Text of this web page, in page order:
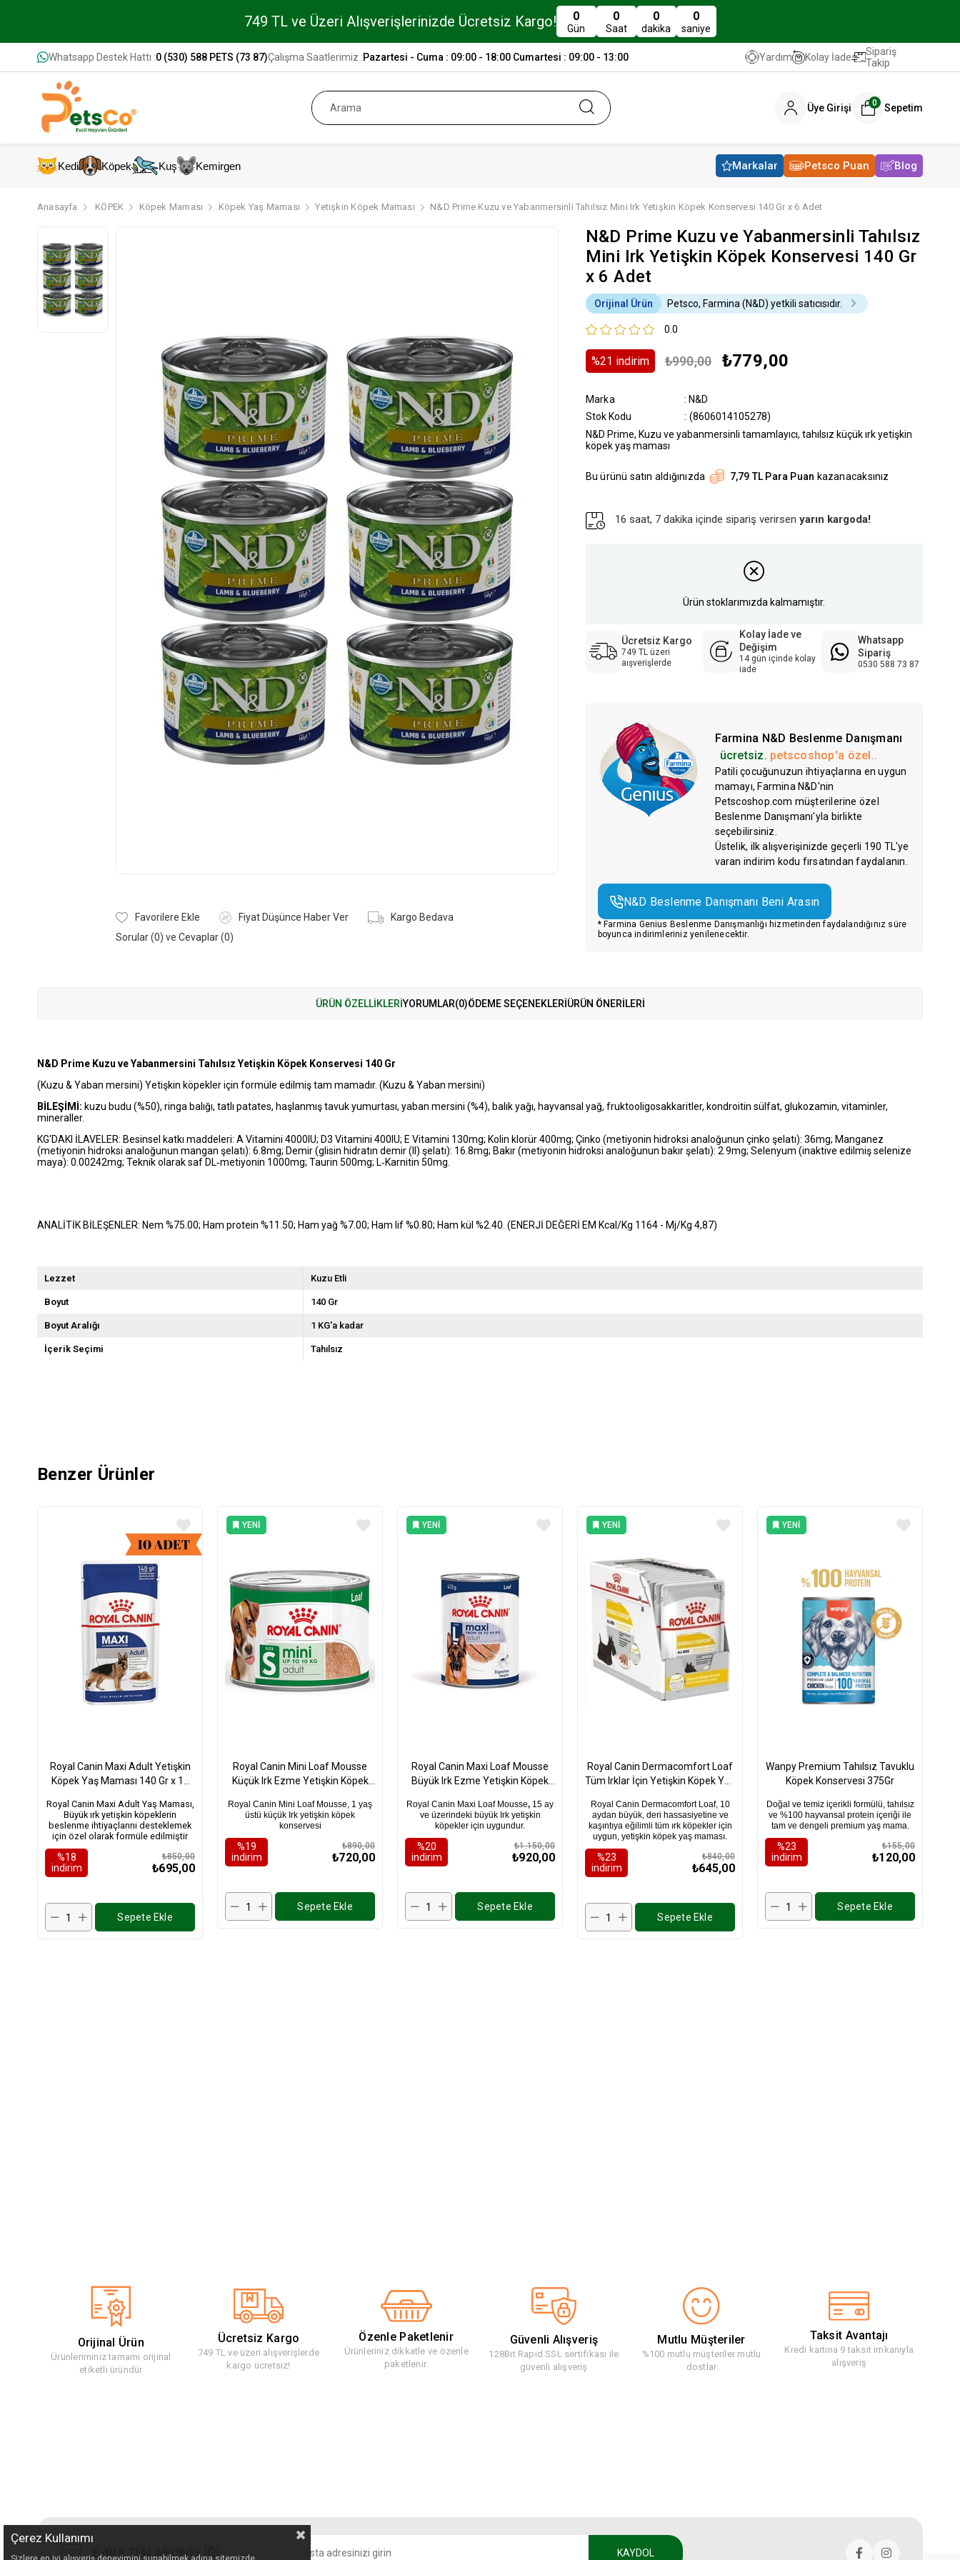
749 TL ve Üzeri Alışverişlerinizde Ücretsiz Kargo! 0
Gün
0
Saat
0
dakika
0
saniye
Whatsapp Destek Hattı :0 (530) 588 PETS (73 87)Çalışma Saatlerimiz :Pazartesi - Cuma : 09:00 - 18:00 Cumartesi : 09:00 - 13:00 Yardım Kolay İade
Sipariş
Takip
Üye Girişi Sepetim
0
Kedi Köpek Kuş Kemirgen Markalar Petsco Puan Blog
Anasayfa KÖPEK Köpek Maması Köpek Yaş Maması Yetişkin Köpek Maması N&D Prime Kuzu ve Yabanmersinli Tahılsız Mini Irk Yetişkin Köpek Konservesi 140 Gr x 6 Adet
Favorilere Ekle Fiyat Düşünce Haber Ver
Kargo Bedava
Sorular (0) ve Cevaplar (0)
N&D Prime Kuzu ve Yabanmersinli Tahılsız
Mini Irk Yetişkin Köpek Konservesi 140 Gr
x 6 Adet
Orijinal Ürün Petsco, Farmina (N&D) yetkili satıcısıdır.
0.0
%21 i̇ndirim ₺990,00 ₺779,00
Marka : N&D
Stok Kodu
(8606014105278)
N&D Prime, Kuzu ve yabanmersinli tamamlayıcı, tahılsız küçük ırk yetişkin
köpek yaş maması
Bu ürünü satın aldığınızda 7,79 TL Para Puan kazanacaksınız
16 saat, 7 dakika içinde sipariş verirsen yarın kargoda!
Ürün stoklarımızda kalmamıştır.
Ücretsiz Kargo
749 TL üzeri
aışverişlerde
Kolay İade ve
Değişim
14 gün içinde kolay
iade
Whatsapp
Sipariş
0530 588 73 87
Farmina N&D Beslenme Danışmanı
ücretsiz. petscoshop'a özel..
Patili çocuğunuzun ihtiyaçlarına en uygun
mamayı, Farmina N&D'nin
Petscoshop.com müşterilerine özel
Beslenme Danışmanı'yla birlikte
seçebilirsiniz.
Üstelik, ilk alışverişinizde geçerli 190 TL'ye
varan indirim kodu fırsatından faydalanın.
N&D Beslenme Danışmanı Beni Arasın
* Farmina Genius Beslenme Danışmanlığı hizmetinden faydalandığınız süre
boyunca indirimleriniz yenilenecektir.
ÜRÜN ÖZELLIKLERIYORUMLAR(0)ÖDEME SEÇENEKLERIÜRÜN ÖNERILERI
N&D Prime Kuzu ve Yabanmersini Tahılsız Yetişkin Köpek Konservesi 140 Gr
(Kuzu & Yaban mersini) Yetişkin köpekler için formüle edilmiş tam mamadır. (Kuzu & Yaban mersini)
BİLEŞİMİ: kuzu budu (%50), ringa balığı, tatlı patates, haşlanmış tavuk yumurtası, yaban mersini (%4), balık yağı, hayvansal yağ, fruktooligosakkaritler, kondroitin sülfat, glukozamin, vitaminler,
mineraller.
KG'DAKI İLAVELER: Besinsel katkı maddeleri: A Vitamini 4000IU; D3 Vitamini 400IU; E Vitamini 130mg; Kolin klorür 400mg; Çinko (metiyonin hidroksi analoğunun çinko şelatı): 36mg; Manganez
(metiyonin hidroksi analoğunun mangan şelatı): 6.8mg; Demir (glisin hidratın demir (II) şelatı): 16.8mg; Bakır (metiyonin hidroksi analoğunun bakır şelatı): 2.9mg; Selenyum (inaktive edilmiş selenize
maya): 0.00242mg; Teknik olarak saf DL‐metiyonin 1000mg; Taurin 500mg; L‐Karnitin 50mg.
ANALİTİK BİLEŞENLER: Nem %75.00; Ham protein %11.50; Ham yağ %7.00; Ham lif %0.80; Ham kül %2.40. (ENERJİ DEĞERİ EM Kcal/Kg 1164 - Mj/Kg 4,87)
Lezzet Kuzu Etli
Boyut 140 Gr
Boyut Aralığı 1 KG'a kadar
İçerik Seçimi Tahılsız
Benzer Ürünler
Royal Canin Maxi Adult Yetişkin
Köpek Yaş Maması 140 Gr x 10
Royal Canin Maxi Adult Yaş Maması,
Büyük ırk yetişkin köpeklerin
beslenme ihtiyaçlarını desteklemek
için özel olarak formüle edilmiştir
%18
i̇ndirim
₺695,00
₺850,00
Sepete Ekle
Royal Canin Mini Loaf Mousse
Küçük Irk Ezme Yetişkin Köpek
Royal Canin Mini Loaf Mousse, 1 yaş
üstü küçük Irk yetişkin köpek
konservesi
%19
i̇ndirim
₺720,00
₺890,00
Sepete Ekle
YENI
Royal Canin Maxi Loaf Mousse
Büyük Irk Ezme Yetişkin Köpek
Royal Canin Maxi Loaf Mousse, 15 ay
ve üzerindeki büyük Irk yetişkin
köpekler için uygundur.
%20
i̇ndirim
₺920,00
₺1.150,00
Sepete Ekle
YENI
Royal Canin Dermacomfort Loaf
Tüm Irklar İçin Yetişkin Köpek Yaş
Royal Canin Dermacomfort Loaf, 10
aydan büyük, deri hassasiyetine ve
kaşıntıya eğilimli tüm ırk köpekler için
uygun, yetişkin köpek yaş maması.
%23
i̇ndirim
₺645,00
₺840,00
Sepete Ekle
YENI
Wanpy Premium Tahılsız Tavuklu
Köpek Konservesi 375Gr
Doğal ve temiz içerikli formülü, tahılsız
ve %100 hayvansal protein içeriği ile
tam ve dengeli premium yaş mama.
%23
i̇ndirim
₺120,00
₺155,00
Sepete Ekle
YENI
Orijinal Ürün
Ürünleriminiz tamamı orijinal
etiketli üründür
Ücretsiz Kargo
749 TL ve üzeri alışverişlerde
kargo ücretsiz!
Özenle Paketlenir
Ürünleriniz dikkatle ve özenle
paketlenir.
Güvenli Alışveriş
128Bit Rapid SSL sertifikası ile
güvenli alışveriş
Mutlu Müşteriler
%100 mutlu müşteriler mutlu
dostlar
Taksit Avantajı
Kredi kartına 9 taksit imkanıyla
alışveriş
E-BÜLTEN ABONELİĞİ KAYDOL
Çerez Kullanımı